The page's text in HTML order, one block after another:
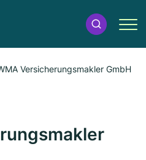
Versicherungsmakler GmbH